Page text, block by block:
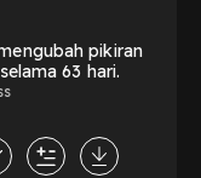
pikiran
63 hari.